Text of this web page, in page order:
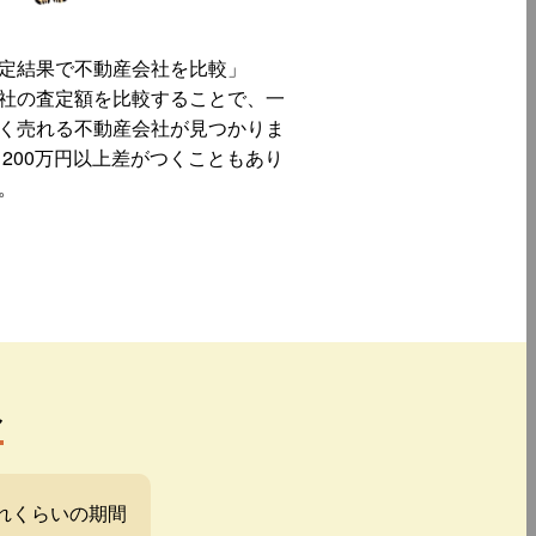
結果で不動産会社を比較」
の査定額を比較することで、一
売れる不動産会社が見つかりま
万円以上差がつくこともあり
くらいの期間